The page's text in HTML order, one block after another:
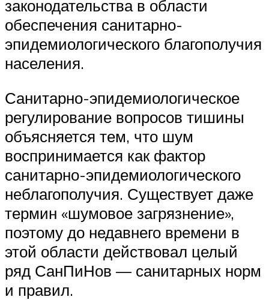
законодательства в области
обеспечения санитарно-
эпидемиологического благополучия
населения.
Санитарно-эпидемиологическое
регулирование вопросов тишины
объясняется тем, что шум
воспринимается как фактор
санитарно-эпидемиологического
неблагополучия. Существует даже
термин «шумовое загрязнение»,
поэтому до недавнего времени в
этой области действовал целый
ряд СанПиНов — санитарных норм
и правил.